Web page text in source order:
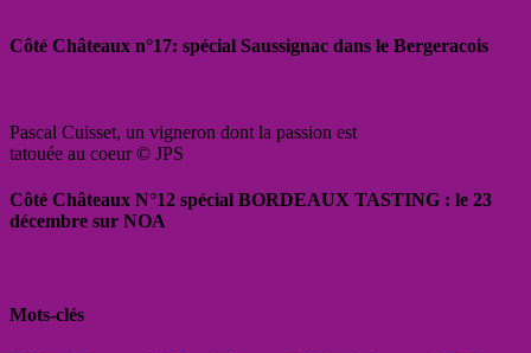
Côté Châteaux n°17: spécial Saussignac dans le Bergeracois
Pascal Cuisset, un vigneron dont la passion est
tatouée au coeur © JPS
Côté Châteaux N°12 spécial BORDEAUX TASTING : le 23
décembre sur NOA
Mots-clés